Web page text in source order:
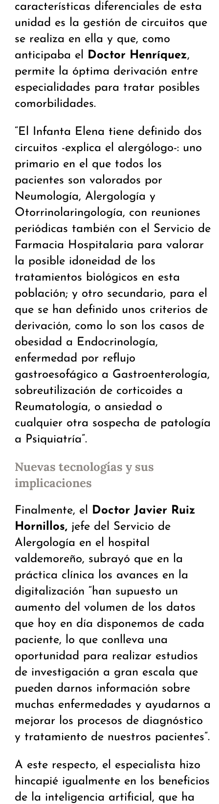
características diferenciales de esta
unidad es la gestión de circuitos que
se realiza en ella y que, como
anticipaba el Doctor Henríquez,
permite la óptima derivación entre
especialidades para tratar posibles
comorbilidades.
“El Infanta Elena tiene definido dos
circuitos -explica el alergólogo-: uno
primario en el que todos los
pacientes son valorados por
Neumología, Alergología y
Otorrinolaringología, con reuniones
periódicas también con el Servicio de
Farmacia Hospitalaria para valorar
la posible idoneidad de los
tratamientos biológicos en esta
población; y otro secundario, para el
que se han definido unos criterios de
derivación, como lo son los casos de
obesidad a Endocrinología,
enfermedad por reflujo
gastroesofágico a Gastroenterología,
sobreutilización de corticoides a
Reumatología, o ansiedad o
cualquier otra sospecha de patología
a Psiquiatría”.
Nuevas tecnologías y sus
implicaciones
Finalmente, el Doctor Javier Ruiz
Hornillos, jefe del Servicio de
Alergología en el hospital
valdemoreño, subrayó que en la
práctica clínica los avances en la
digitalización “han supuesto un
aumento del volumen de los datos
que hoy en día disponemos de cada
paciente, lo que conlleva una
oportunidad para realizar estudios
de investigación a gran escala que
pueden darnos información sobre
muchas enfermedades y ayudarnos a
mejorar los procesos de diagnóstico
y tratamiento de nuestros pacientes”.
A este respecto, el especialista hizo
hincapié igualmente en los beneficios
de la inteligencia artificial, que ha